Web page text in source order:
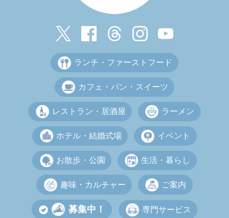
ランチ・ファーストフード
カフェ・パン・スイーツ
レストラン・居酒屋 ラーメン
ホテル・結婚式場 イベント
お散歩・公園 生活・暮らし
趣味・カルチャー ご案内
募集中！ 専門サービス